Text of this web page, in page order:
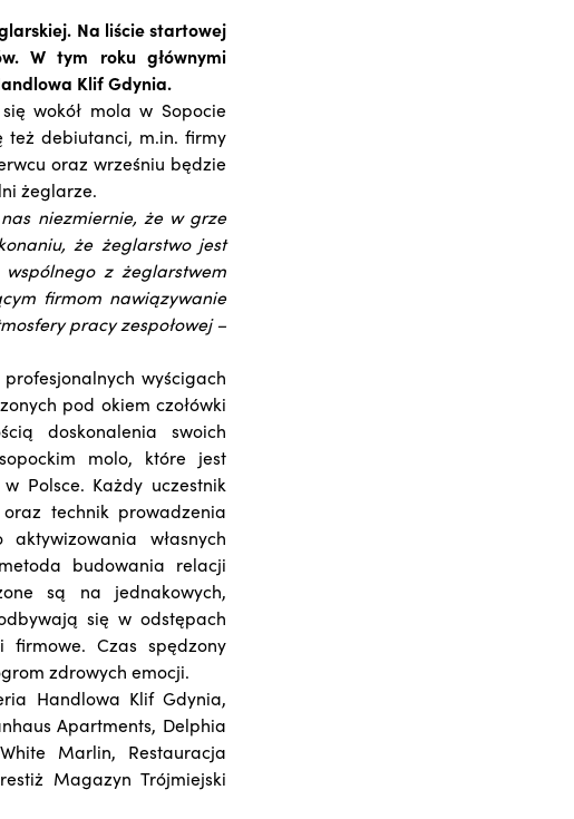
Na liście startowej
W tym roku głównymi
Klif Gdynia.
wokół mola w Sopocie
też debiutanci, m.in. firmy
oraz wrześniu będzie
żeglarze.
niezmiernie, że w grze
że żeglarstwo jest
z żeglarstwem
firmom nawiązywanie
pracy zespołowej –
wyścigach
pod okiem czołówki
doskonalenia swoich
molo, które jest
Polsce. Każdy uczestnik
technik prowadzenia
własnych
budowania relacji
są na jednakowych,
się w odstępach
firmowe. Czas spędzony
zdrowych emocji.
Handlowa Klif Gdynia,
Apartments, Delphia
Marlin, Restauracja
Magazyn Trójmiejski